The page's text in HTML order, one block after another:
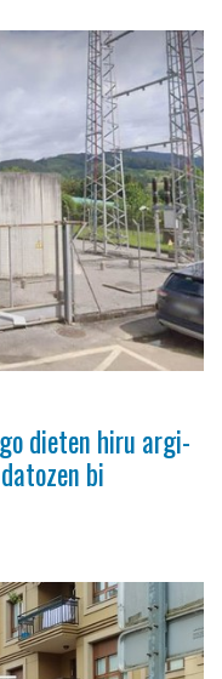
dieten hiru argi-
bi